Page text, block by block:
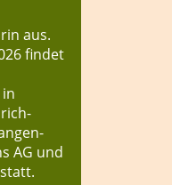
aus.
findet
AG und